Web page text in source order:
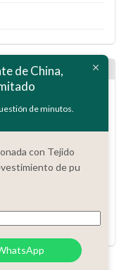
de China,
de minutos.
con Tejido
de pu